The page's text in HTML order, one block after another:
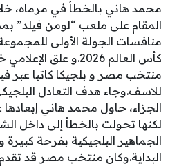
المقام على ملعب “لومن فيلد”
منافسات الجولة الأولى
كأس العالم 2026.و علق
منتخب مصر و بلجيكا كاتبا عبر
للاسف.وجاء هدف التعادل
الجزاء، حاول محمد هاني
لكنها تحولت بالخطأ إلى داخل
الجماهير البلجيكية بفرحة كبيرة
البداية.وكان منتخب مصر قد